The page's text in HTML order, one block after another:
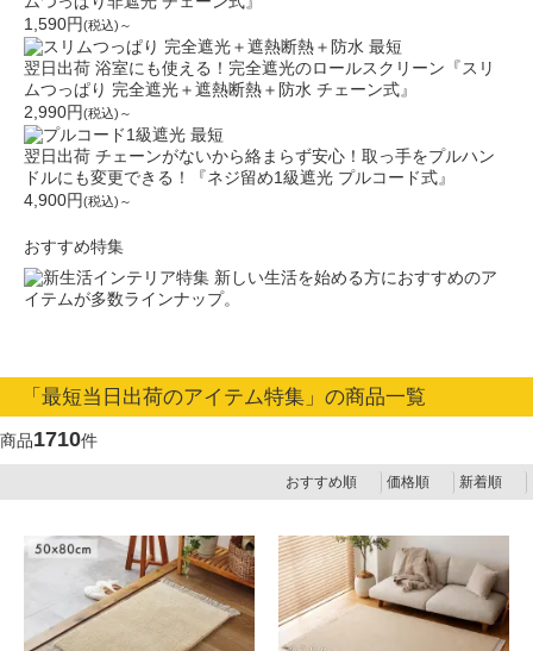
1,590円(税込)～
最短
翌日出荷 浴室にも使える！完全遮光のロールスクリーン『スリ
ムつっぱり 完全遮光＋遮熱断熱＋防水 チェーン式』
2,990円(税込)～
最短
翌日出荷 チェーンがないから絡まらず安心！取っ手をプルハン
ドルにも変更できる！『ネジ留め1級遮光 プルコード式』
4,900円(税込)～
おすすめ特集
新しい生活を始める方におすすめのア
イテムが多数ラインナップ。
「最短当日出荷のアイテム特集」の商品一覧
商品1710件
おすすめ順 価格順 新着順